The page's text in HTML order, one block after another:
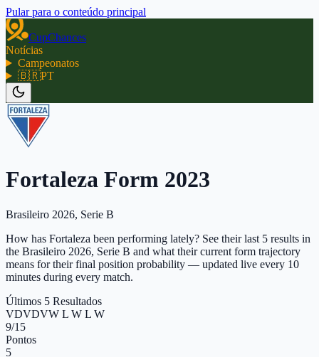
Pular para o conteúdo principal
CupChances
Notícias
Campeonatos
🇧🇷PT
Fortaleza Form 2023
Brasileiro 2026, Serie B
How has Fortaleza been performing lately? See their last 5 results in
the Brasileiro 2026, Serie B and what their current form trajectory
means for their final position probability — updated live every 10
minutes during every match.
Últimos 5 Resultados
VDVDVW L W L W
9/15
Pontos
5